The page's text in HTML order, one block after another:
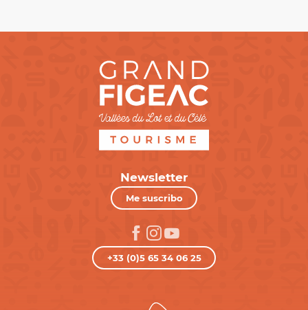
Newsletter
Me suscribo
+33 (0)5 65 34 06 25